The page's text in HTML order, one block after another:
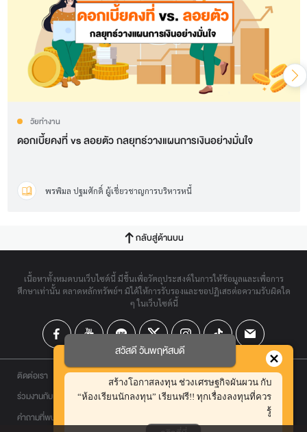
วัยทำงาน
ดอกเบี้ยคงที่ vs ลอยตัว กลยุทธ์วางแผนการเงินอย่างมั่นใจ
พรพิมล ปฐมศักดิ์ ผู้เชี่ยวชาญการบริหารหนี้
กลับสู่ด้านบน
เนื้อหาทั้งหมดบนเว็บไซต์นี้ มีขึ้นเพื่อวัตถุประสงค์ในการให้ข้อมูลและเพื่อการ
ศึกษาเท่านั้น ตลาดหลักทรัพย์ฯ มิได้ให้การรับรองและขอปฏิเสธต่อความรับผิดใด
ๆ ในเว็บไซต์นี้
ติดต่อเรา
ร่วมงานกับเรา
คำถามที่พบบ่อย
สวัสดี วันพฤหัสบดี
สร้างโอกาสลงทุน ช่วงเศรษฐกิจผันผวน กับ
“ห้องเรียนนักลงทุน” เรียนฟรี!! ทุกเรื่องลงทุนที่ควร
รู้